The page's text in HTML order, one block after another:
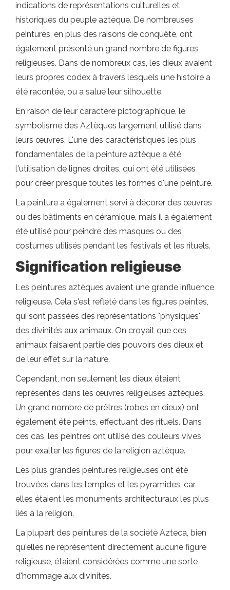
indications de représentations culturelles et
historiques du peuple aztèque. De nombreuses
peintures, en plus des raisons de conquête, ont
également présenté un grand nombre de figures
religieuses. Dans de nombreux cas, les dieux avaient
leurs propres codex à travers lesquels une histoire a
été racontée, ou a salué leur silhouette.
En raison de leur caractère pictographique, le
symbolisme des Aztèques largement utilisé dans
leurs œuvres. L'une des caractéristiques les plus
fondamentales de la peinture aztèque a été
l'utilisation de lignes droites, qui ont été utilisées
pour créer presque toutes les formes d'une peinture.
La peinture a également servi à décorer des œuvres
ou des bâtiments en céramique, mais il a également
été utilisé pour peindre des masques ou des
costumes utilisés pendant les festivals et les rituels.
Signification religieuse
Les peintures aztèques avaient une grande influence
religieuse. Cela s'est reflété dans les figures peintes,
qui sont passées des représentations "physiques"
des divinités aux animaux. On croyait que ces
animaux faisaient partie des pouvoirs des dieux et
de leur effet sur la nature.
Cependant, non seulement les dieux étaient
représentés dans les œuvres religieuses aztèques.
Un grand nombre de prêtres (robes en dieux) ont
également été peints, effectuant des rituels. Dans
ces cas, les peintres ont utilisé des couleurs vives
pour exalter les figures de la religion aztèque.
Les plus grandes peintures religieuses ont été
trouvées dans les temples et les pyramides, car
elles étaient les monuments architecturaux les plus
liés à la religion.
La plupart des peintures de la société Azteca, bien
qu'elles ne représentent directement aucune figure
religieuse, étaient considérées comme une sorte
d'hommage aux divinités.